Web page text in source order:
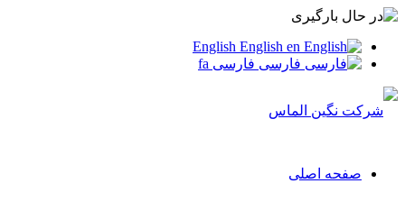
English English en
فارسی فارسی fa
صفحه اصلی